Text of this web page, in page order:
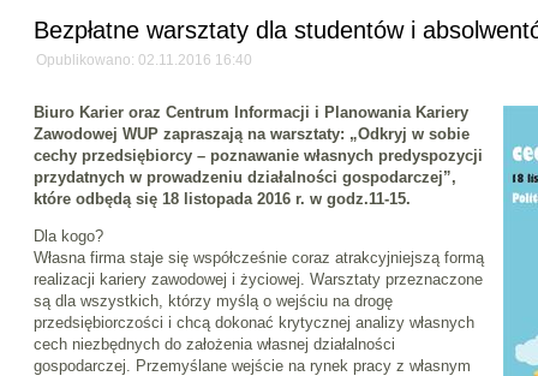
Bezpłatne warsztaty dla studentów i
Opublikowano: 02.11.2016 16:40
Biuro Karier oraz Centrum Informacji i Planowania Kariery
Zawodowej WUP zapraszają na warsztaty: „Odkryj w sobie
cechy przedsiębiorcy – poznawanie własnych predyspozycji
przydatnych w prowadzeniu działalności gospodarczej”,
które odbędą się 18 listopada 2016 r. w godz.11-15.
Dla kogo?
Własna firma staje się współcześnie coraz atrakcyjniejszą formą
realizacji kariery zawodowej i życiowej. Warsztaty przeznaczone
są dla wszystkich, którzy myślą o wejściu na drogę
przedsiębiorczości i chcą dokonać krytycznej analizy własnych
cech niezbędnych do założenia własnej działalności
gospodarczej. Przemyślane wejście na rynek pracy z własnym